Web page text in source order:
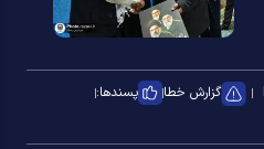
گزارش خطا
پسندها: